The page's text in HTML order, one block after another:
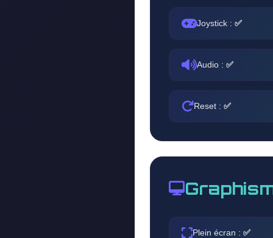
Joystick : ✅
Audio : ✅
Reset : ✅
Plein écran : ✅